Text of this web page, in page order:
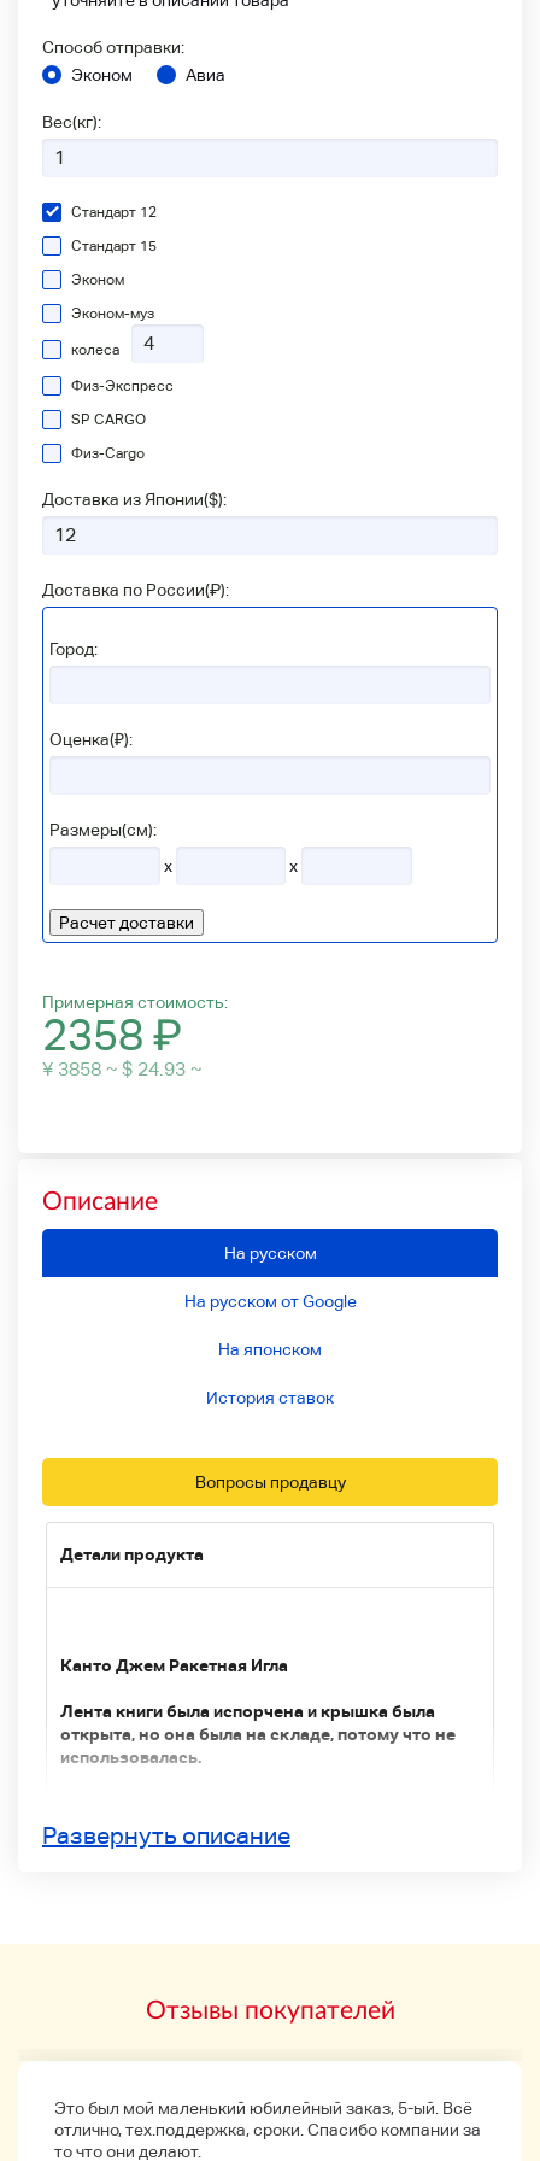
Способ отправки:
Эконом
Авиа
Вес(кг):
Стандарт 12
Стандарт 15
Эконом
Эконом-муз
колеса
Физ-Экспресс
SP CARGO
Физ-Сargo
Доставка из Японии($):
Доставка по России(₽):
Город:
Оценка(₽):
Размеры(см):
x
x
Расчет доставки
Примерная стоимость:
2358 ₽
¥ 3858 ~ $ 24.93 ~
Описание
На русском
На русском от Google
На японском
История ставок
Вопросы продавцу
Детали продукта
Канто Джем Ракетная Игла
Лента книги была испорчена и крышка была
открыта, но она была на складе, потому что не
использовалась.
это отличается от новой ситуации.
японском языке. Нажмите здесь!
После аукциона
Развернуть описание
Отзывы покупателей
Это был мой маленький юбилейный заказ, 5-ый. Всё
отлично, тех.поддержка, сроки. Спасибо компании за
то что они делают.